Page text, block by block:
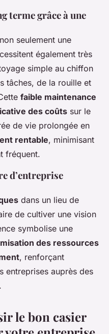
terme grâce à une
seulement une
également très
simple au chiffon
tâches, de la rouille et
faible maintenance
des coûts sur le
de vie prolongée en
rentable, minimisant
fréquent.
d’entreprise
dans un lieu de
de cultiver une vision
symbolise une
des ressources
, renforçant
entreprises auprès des
le bon casier